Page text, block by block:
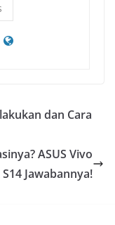
dan Cara
ASUS Vivo
Jawabannya!